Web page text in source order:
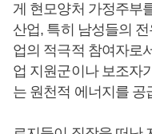
게 현모양처 가정주부
산업, 특히 남성들의
업의 적극적 참여자로
업 지원군이나 보조자
는 원천적 에너지를 공